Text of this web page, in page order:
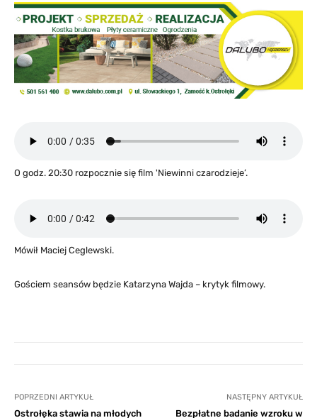
O godz. 20:30 rozpocznie się film 'Niewinni czarodzieje’.
Mówił Maciej Ceglewski.
Gościem seansów będzie Katarzyna Wajda – krytyk filmowy.
POPRZEDNI ARTYKUŁ
Ostrołęka stawia na młodych
NASTĘPNY ARTYKUŁ
Bezpłatne badanie wzroku w